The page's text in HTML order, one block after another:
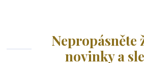
Nepropásněte
novinky a